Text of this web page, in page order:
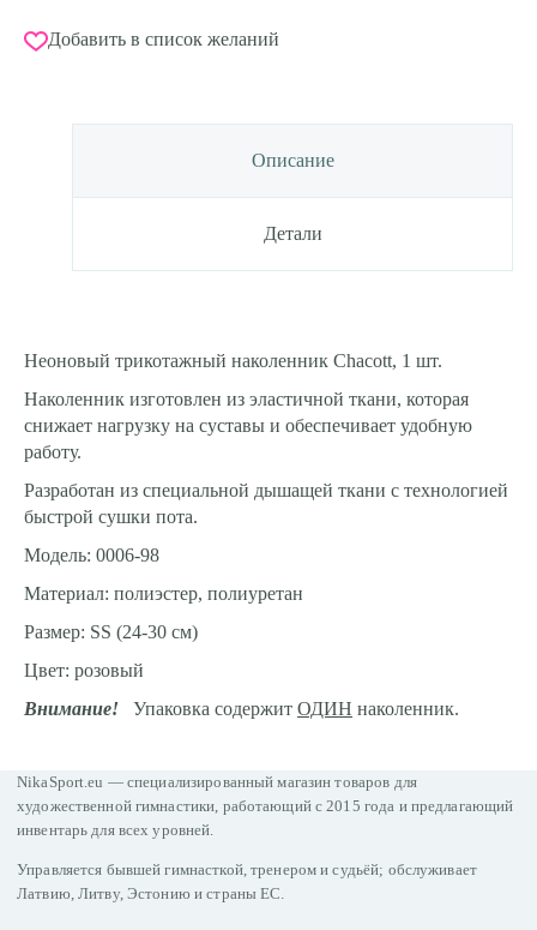
Добавить в список желаний
Описание
Детали
Неоновый трикотажный наколенник Chacott, 1 шт.
Наколенник изготовлен из эластичной ткани, которая
снижает нагрузку на суставы и обеспечивает удобную
работу.
Разработан из специальной дышащей ткани с технологией
быстрой сушки пота.
Модель: 0006-98
Материал: полиэстер, полиуретан
Размер: SS (24-30 см)
Цвет: розовый
Внимание! Упаковка содержит ОДИН наколенник.
NikaSport.eu — специализированный магазин товаров для
художественной гимнастики, работающий с 2015 года и предлагающий
инвентарь для всех уровней.
Управляется бывшей гимнасткой, тренером и судьёй; обслуживает
Латвию, Литву, Эстонию и страны ЕС.